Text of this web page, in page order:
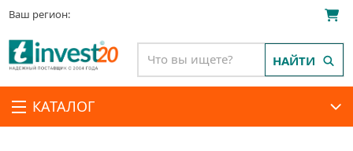
Ваш регион:
КАТАЛОГ
НАЙТИ